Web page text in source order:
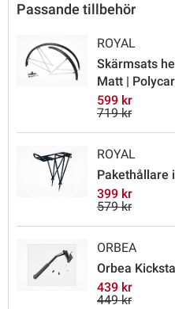
Passande tillbehör
ROYAL
Skärmsats
Matt |
599 kr
719 kr
ROYAL
Pakethållare
399 kr
579 kr
ORBEA
Orbea
439 kr
449 kr